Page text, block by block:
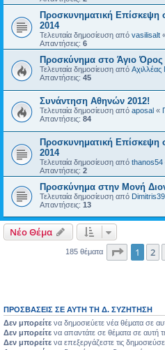
Προσκυνηματική Επίσκεψη
2014
Τελευταία δημοσίευση από vasilisalt
Απαντήσεις: 6
Προσκύνημα στο Άγιο Όρος
Τελευταία δημοσίευση από
Απαντήσεις: 45
Συνάντηση Αθηνών 2012!
Τελευταία δημοσίευση από aposal «
Απαντήσεις: 84
Προσκυνηματική Επίσκεψη
2014
Τελευταία δημοσίευση από thanos54
Απαντήσεις: 2
Προσκύνημα στην Μονή
Τελευταία δημοσίευση από Dimitris39
Απαντήσεις: 13
Νέο Θέμα
185 θέματα Σελίδα
1 2
ΠΡΟΣΒΆΣΕΙΣ ΣΕ ΑΥΤΉ ΤΗ Δ. ΣΥΖΉΤΗΣΗ
Δεν μπορείτε να δημοσιεύετε νέα θέματα σε
Δεν μπορείτε να απαντάτε σε θέματα σε αυτή
Δεν μπορείτε να επεξεργάζεστε τις